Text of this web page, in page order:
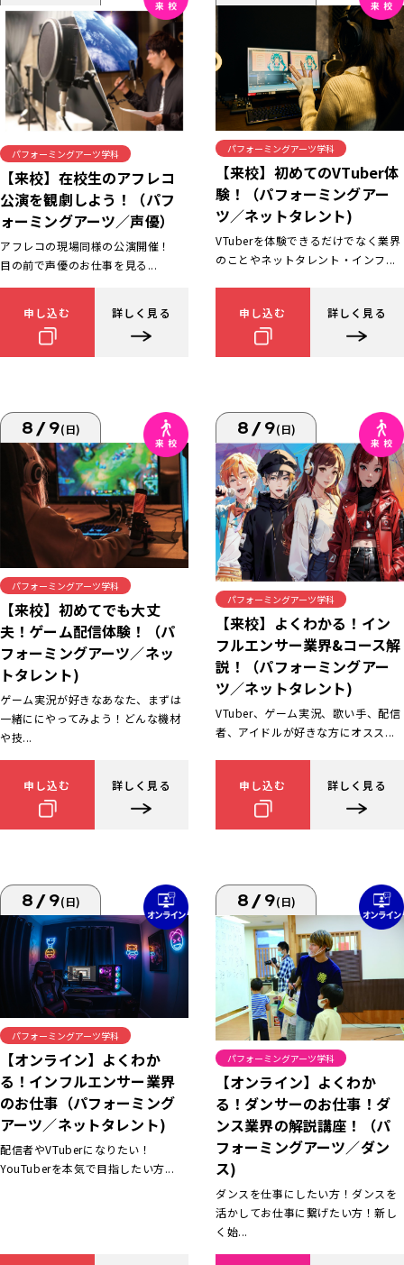
パフォーミングアーツ学科
【来校】在校生のアフレコ
公演を観劇しよう！（パフ
ォーミングアーツ／声優）
アフレコの現場同様の公演開催！
目の前で声優のお仕事を見る...
申し込む 詳しく見る
パフォーミングアーツ学科
【来校】初めてのVTuber体
験！（パフォーミングアー
ツ／ネットタレント)
VTuberを体験できるだけでなく業界
のことやネットタレント・インフ...
申し込む 詳しく見る
8/9(日)
パフォーミングアーツ学科
【来校】初めてでも大丈
夫！ゲーム配信体験！（パ
フォーミングアーツ／ネッ
トタレント)
ゲーム実況が好きなあなた、まずは
一緒ににやってみよう！どんな機材
や技...
申し込む 詳しく見る
8/9(日)
パフォーミングアーツ学科
【来校】よくわかる！イン
フルエンサー業界&コース解
説！（パフォーミングアー
ツ／ネットタレント)
VTuber、ゲーム実況、歌い手、配信
者、アイドルが好きな方にオスス...
申し込む 詳しく見る
8/9(日)
パフォーミングアーツ学科
【オンライン】よくわか
る！インフルエンサー業界
のお仕事（パフォーミング
アーツ／ネットタレント)
配信者やVTuberになりたい！
YouTuberを本気で目指したい方...
8/9(日)
パフォーミングアーツ学科
【オンライン】よくわか
る！ダンサーのお仕事！ダ
ンス業界の解説講座！（パ
フォーミングアーツ／ダン
ス)
ダンスを仕事にしたい方！ダンスを
活かしてお仕事に繋げたい方！新し
く始...